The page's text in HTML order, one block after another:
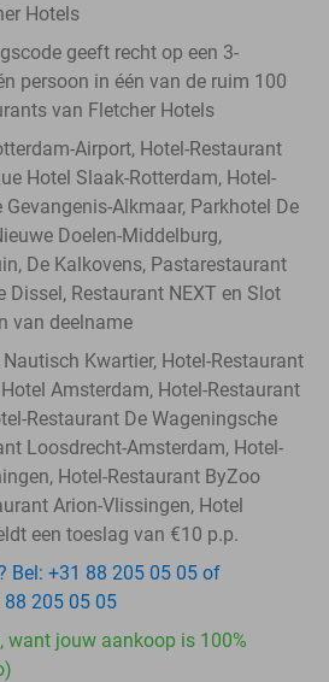
Hotels
geeft recht op een 3-
persoon in één van de ruim 100
van Fletcher Hotels
Airport, Hotel-Restaurant
Hotel Slaak-Rotterdam, Hotel-
Gevangenis-Alkmaar, Parkhotel De
Doelen-Middelburg,
De Kalkovens, Pastarestaurant
Dissel, Restaurant NEXT en Slot
van deelname
Kwartier, Hotel-Restaurant
Amsterdam, Hotel-Restaurant
Restaurant De Wageningsche
Loosdrecht-Amsterdam, Hotel-
Hotel-Restaurant ByZoo
Arion-Vlissingen, Hotel
een toeslag van €10 p.p.
Bel: +31 88 205 05 05 of
205 05 05
want jouw aankoop is 100%